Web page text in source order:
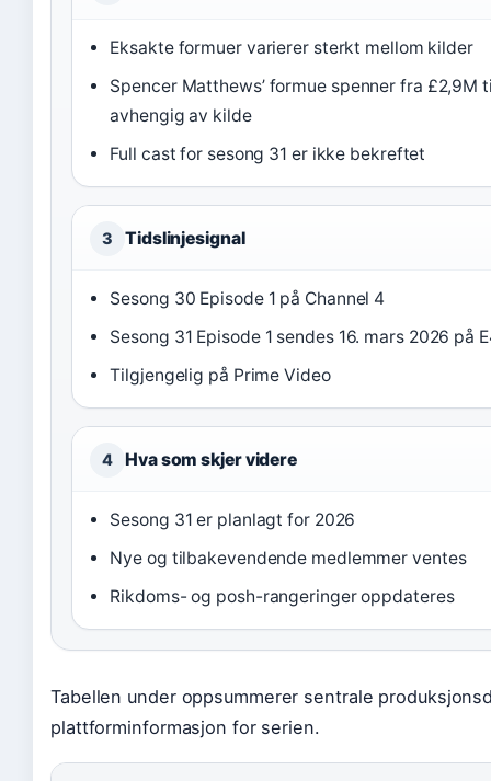
Eksakte formuer varierer sterkt mellom kilder
Spencer Matthews’ formue spenner fra £2,9M
avhengig av kilde
Full cast for sesong 31 er ikke bekreftet
3 Tidslinjesignal
Sesong 30 Episode 1 på Channel 4
Sesong 31 Episode 1 sendes 16. mars 2026 på
Tilgjengelig på Prime Video
4 Hva som skjer videre
Sesong 31 er planlagt for 2026
Nye og tilbakevendende medlemmer ventes
Rikdoms- og posh-rangeringer oppdateres
Tabellen under oppsummerer sentrale
plattforminformasjon for serien.